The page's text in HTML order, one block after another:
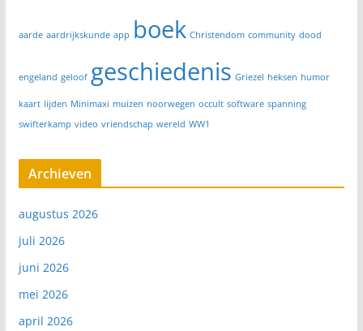
aarde aardrijkskunde app boek Christendom community dood
engeland geloof geschiedenis Griezel heksen humor
kaart lijden Minimaxi muizen noorwegen occult software spanning
swifterkamp video vriendschap wereld WW1
Archieven
augustus 2026
juli 2026
juni 2026
mei 2026
april 2026